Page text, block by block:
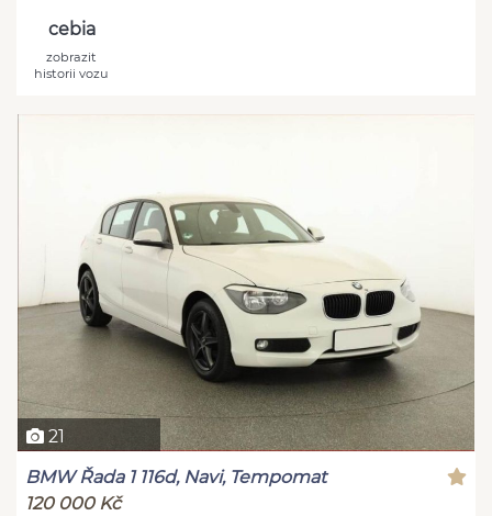
cebia
zobrazit
historii vozu
21
BMW Řada 1 116d, Navi, Tempomat
120 000 Kč